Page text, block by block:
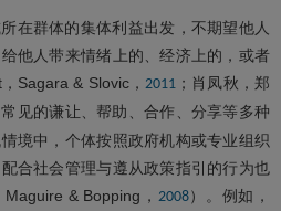
在群体的集体利益出发，不期望他人
他人带来情绪上的、经济上的，或者
Sagara & Slovic， 2011 ；肖凤秋，郑
见的谦让、帮助、合作、分享等多种
境中，个体按照政府机构或专业组织
合社会管理与遵从政策指引的行为也
& Bopping， 2008）。例如，